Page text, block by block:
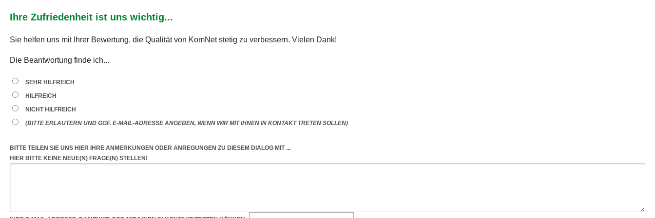
Ihre Zufriedenheit ist uns wichtig...
Sie helfen uns mit Ihrer Bewertung, die Qualität von KomNet stetig zu verbessern. Vielen Dank!
Die Beantwortung finde ich...
SEHR HILFREICH
HILFREICH
NICHT HILFREICH
(BITTE ERLÄUTERN UND GGF. E-MAIL-ADRESSE ANGEBEN, WENN WIR MIT IHNEN IN KONTAKT TRETEN SOLLEN)
BITTE TEILEN SIE UNS HIER IHRE ANMERKUNGEN ODER ANREGUNGEN ZU DIESEM DIALOG MIT ...
HIER BITTE KEINE NEUE(N) FRAGE(N) STELLEN!